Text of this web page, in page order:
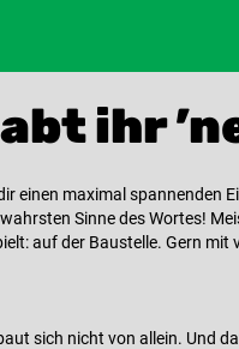
ihr
einen maximal spannenden
Sinne des Wortes!
auf der Baustelle. Gern mit
sich nicht von allein. Und